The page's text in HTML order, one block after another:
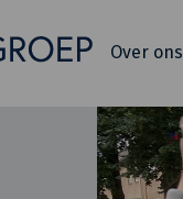
Over ons